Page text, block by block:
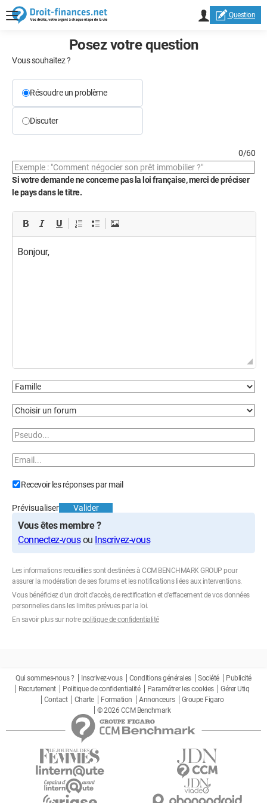
Question
Posez votre question
Vous souhaitez ?
Résoudre un problème
Discuter
0/60
Si votre demande ne concerne pas la loi française, merci de préciser
le pays dans le titre.
Recevoir les réponses par mail
Prévisualiser Valider
Vous êtes membre ?
Connectez-vousou Inscrivez-vous
Les informations recueillies sont destinées à CCM BENCHMARK GROUP pour
assurer la modération de ses forums et les notifications liées aux interventions.
Vous bénéficiez d'un droit d'accès, de rectification et d'effacement de vos données
personnelles dans les limites prévues par la loi.
En savoir plus sur notre politique de confidentialité
Qui sommes-nous ? Inscrivez-vous Conditions générales Société
Publicité
Recrutement
Politique de confidentialité Paramétrer les cookies
Gérer Utiq
Contact
Charte Formation Annonceurs
Groupe Figaro
© 2026 CCM Benchmark